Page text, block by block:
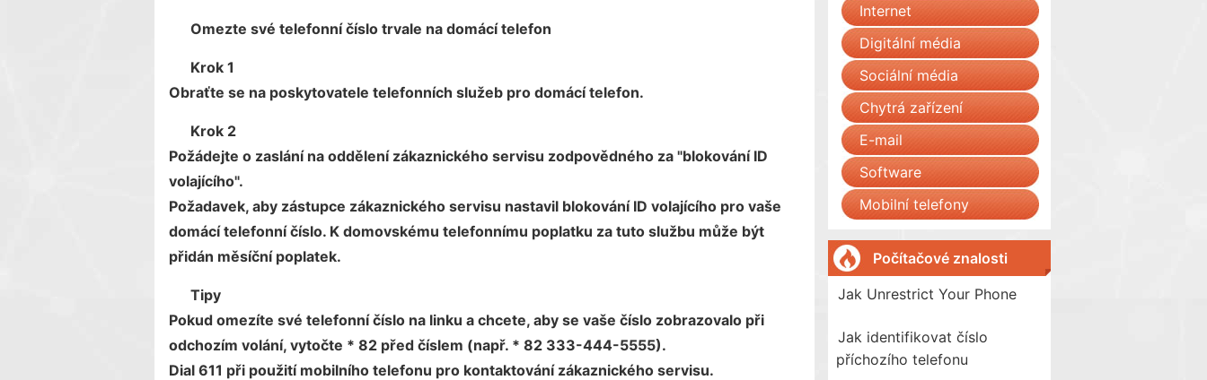
Omezte své telefonní číslo trvale na domácí telefon
Krok 1
Obraťte se na poskytovatele telefonních služeb pro domácí telefon.
Krok 2
Požádejte o zaslání na oddělení zákaznického servisu zodpovědného za "blokování ID
volajícího".
Požadavek, aby zástupce zákaznického servisu nastavil blokování ID volajícího pro vaše
domácí telefonní číslo. K domovskému telefonnímu poplatku za tuto službu může být
přidán měsíční poplatek.
Tipy
Pokud omezíte své telefonní číslo na linku a chcete, aby se vaše číslo zobrazovalo při
odchozím volání, vytočte * 82 před číslem (např. * 82 333-444-5555).
Dial 611 při použití mobilního telefonu pro kontaktování zákaznického servisu.
Internet
Digitální média
Sociální média
Chytrá zařízení
E-mail
Software
Mobilní telefony
Počítačové znalosti
Jak Unrestrict Your Phone
Jak identifikovat číslo
příchozího telefonu